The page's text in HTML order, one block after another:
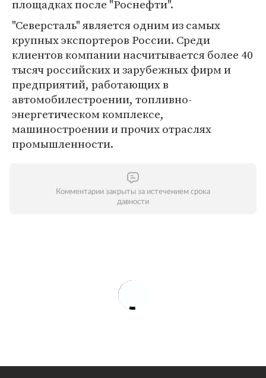
площадках после "Роснефти".
"Северсталь" является одним из самых
крупных экспортеров России. Среди
клиентов компании насчитывается более 40
тысяч российских и зарубежных фирм и
предприятий, работающих в
автомобилестроении, топливно-
энергетическом комплексе,
машиностроении и прочих отраслях
промышленности.
Комментарии закрыты за истечением срока
давности